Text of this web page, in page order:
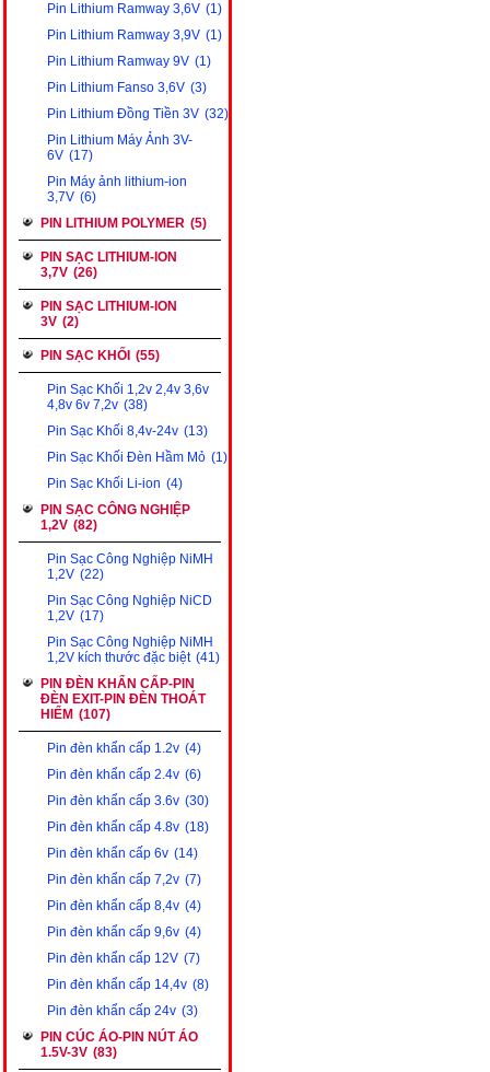
Pin Lithium Ramway 3,6V (1)
Pin Lithium Ramway 3,9V (1)
Pin Lithium Ramway 9V (1)
Pin Lithium Fanso 3,6V (3)
Pin Lithium Đồng Tiền 3V (32)
Pin Lithium Máy Ảnh 3V-
6V (17)
Pin Máy ảnh lithium-ion
3,7V (6)
PIN LITHIUM POLYMER (5)
PIN SẠC LITHIUM-ION
3,7V (26)
PIN SẠC LITHIUM-ION
3V (2)
PIN SẠC KHỐI (55)
Pin Sạc Khối 1,2v 2,4v 3,6v
4,8v 6v 7,2v (38)
Pin Sạc Khối 8,4v-24v (13)
Pin Sạc Khối Đèn Hầm Mỏ (1)
Pin Sạc Khối Li-ion (4)
PIN SẠC CÔNG NGHIỆP
1,2V (82)
Pin Sạc Công Nghiệp NiMH
1,2V (22)
Pin Sạc Công Nghiệp NiCD
1,2V (17)
Pin Sạc Công Nghiệp NiMH
1,2V kích thước đặc biệt (41)
PIN ĐÈN KHẨN CẤP-PIN
ĐÈN EXIT-PIN ĐÈN THOÁT
HIỂM (107)
Pin đèn khẩn cấp 1.2v (4)
Pin đèn khẩn cấp 2.4v (6)
Pin đèn khẩn cấp 3.6v (30)
Pin đèn khẩn cấp 4.8v (18)
Pin đèn khẩn cấp 6v (14)
Pin đèn khẩn cấp 7,2v (7)
Pin đèn khẩn cấp 8,4v (4)
Pin đèn khẩn cấp 9,6v (4)
Pin đèn khẩn cấp 12V (7)
Pin đèn khẩn cấp 14,4v (8)
Pin đèn khẩn cấp 24v (3)
PIN CÚC ÁO-PIN NÚT ÁO
1.5V-3V (83)